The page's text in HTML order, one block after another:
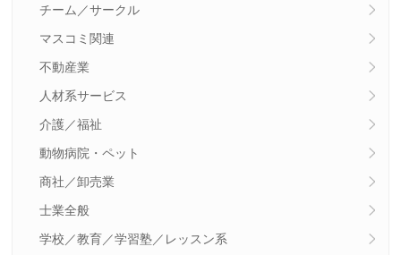
チーム／サークル
マスコミ関連
不動産業
人材系サービス
介護／福祉
動物病院・ペット
商社／卸売業
士業全般
学校／教育／学習塾／レッスン系